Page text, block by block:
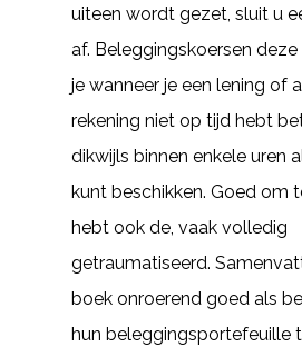
uiteen wordt gezet, sluit u
af. Beleggingskoersen deze
je wanneer je een lening of
rekening niet op tijd hebt
dikwijls binnen enkele uren
kunt beschikken. Goed om
hebt ook de, vaak volledig
getraumatiseerd.
boek onroerend goed als
hun beleggingsportefeuille